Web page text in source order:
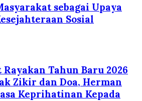
sebagai Upaya
Sosial
Tahun Baru 2026
Zikir dan Doa, Herman
Keprihatinan Kepada